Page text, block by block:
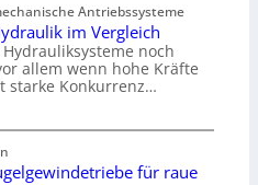
Antriebssysteme
im Vergleich
noch
allem wenn hohe Kräfte
starke Konkurrenz…
für raue